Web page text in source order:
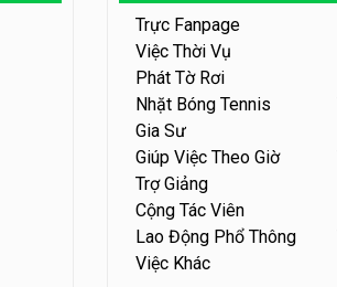
Trực Fanpage
Việc Thời Vụ
Phát Tờ Rơi
Nhặt Bóng Tennis
Gia Sư
Giúp Việc Theo Giờ
Trợ Giảng
Cộng Tác Viên
Lao Động Phổ Thông
Việc Khác